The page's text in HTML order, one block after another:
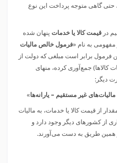
حتی گاهی متوجه پرداخت این نوع
در قیمت کالا یا خدمات پنهان شده
به نام «فرمول خالص مالیات
فرمول برابر است مبلغی که دولت از
کالاها) جمع‌آوری کرده، منهای
دیگر:
غیر مستقیم – یارانه‌ها»
از قیمت کالا یا خدمات، به مالیات
از کشورهای دیگر وجود دارد و
همین طریق به دست می‌آورند.